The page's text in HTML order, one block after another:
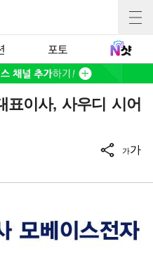
포토
표이사, 사우디 시어
가가